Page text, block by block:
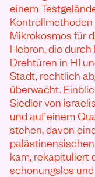
einem
Mikrokosmos für
Hebron, die
Drehtüren in H1
Stadt, rechtlich
überwacht.
Siedler von
und auf einem
stehen, davon
kam, rekapituliert
schonungslos